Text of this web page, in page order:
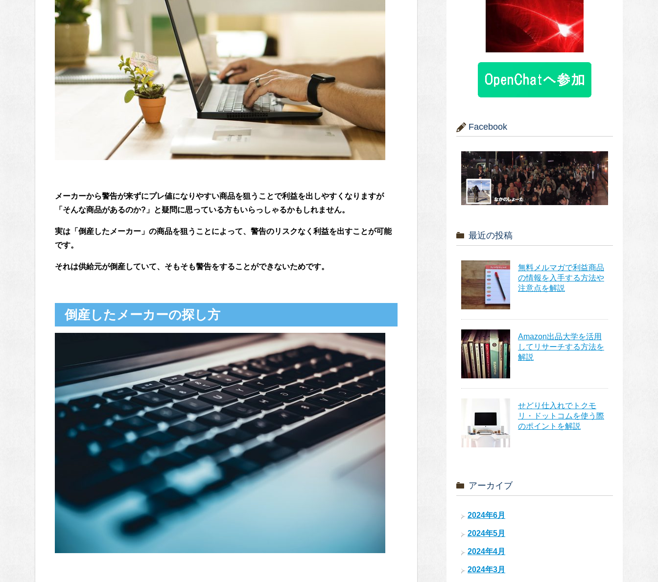
メーカーから警告が来ずにプレ値になりやすい商品を狙うことで利益を出しやすくなりますが
「そんな商品があるのか?」と疑問に思っている方もいらっしゃるかもしれません。
実は「倒産したメーカー」の商品を狙うことによって、警告のリスクなく利益を出すことが可能
です。
それは供給元が倒産していて、そもそも警告をすることができないためです。
倒産したメーカーの探し方
Facebook
最近の投稿
無料メルマガで利益商品
の情報を入手する方法や
注意点を解説
Amazon出品大学を活用
してリサーチする方法を
解説
せどり仕入れでトクモ
リ・ドットコムを使う際
のポイントを解説
アーカイブ
2024年6月
2024年5月
2024年4月
2024年3月